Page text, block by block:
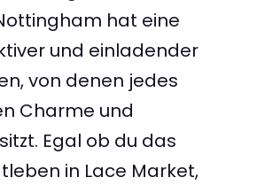
hat eine
und einladender
von denen jedes
Charme und
Egal ob du das
in Lace Market,